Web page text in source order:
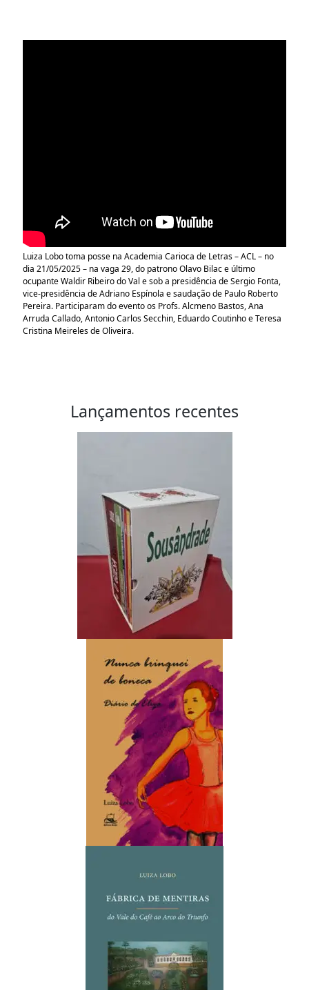
Luiza Lobo toma posse na Academia Carioca de Letras – ACL – no
dia 21/05/2025 – na vaga 29, do patrono Olavo Bilac e último
ocupante Waldir Ribeiro do Val e sob a presidência de Sergio Fonta,
vice-presidência de Adriano Espínola e saudação de Paulo Roberto
Pereira. Participaram do evento os Profs. Alcmeno Bastos, Ana
Arruda Callado, Antonio Carlos Secchin, Eduardo Coutinho e Teresa
Cristina Meireles de Oliveira.
Lançamentos recentes